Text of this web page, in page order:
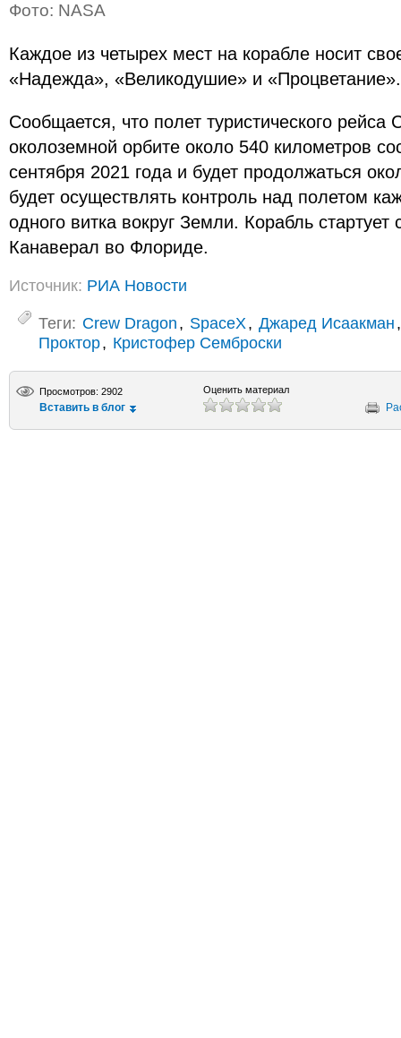
Фото: NASA
Каждое из четырех мест на корабле носит
«Надежда», «Великодушие» и «Процветание».
Сообщается, что полет туристического рейса
околоземной орбите около 540 километров
сентября 2021 года и будет продолжаться
будет осуществлять контроль над полетом
одного витка вокруг Земли. Корабль
Канаверал во Флориде.
Источник: РИА Новости
Теги: Crew Dragon, SpaceX, Джаред Исаакман
Проктор, Кристофер Семброски
Просмотров: 2902
Вставить в блог
Оценить материал